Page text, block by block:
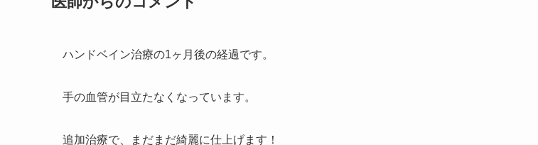
ハンドベイン治療の1ヶ月後の経過です。
手の血管が目立たなくなっています。
追加治療で、まだまだ綺麗に仕上げます！